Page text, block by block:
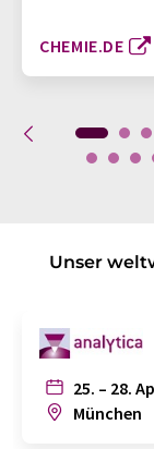
CHEMIE.DE
Unser
25. – 28.
München